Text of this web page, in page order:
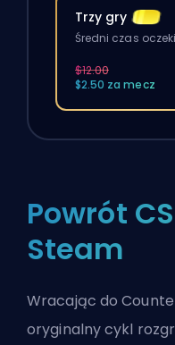
Trzy gry
Średni czas
$12.00
$2.50 za mecz
Powrót
Steam
Wracając do
oryginalny cykl